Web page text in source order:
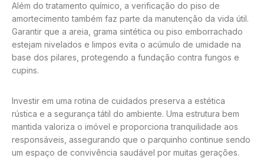
Além do tratamento químico, a verificação do piso de
amortecimento também faz parte da manutenção da vida útil.
Garantir que a areia, grama sintética ou piso emborrachado
estejam nivelados e limpos evita o acúmulo de umidade na
base dos pilares, protegendo a fundação contra fungos e
cupins.
Investir em uma rotina de cuidados preserva a estética
rústica e a segurança tátil do ambiente. Uma estrutura bem
mantida valoriza o imóvel e proporciona tranquilidade aos
responsáveis, assegurando que o parquinho continue sendo
um espaço de convivência saudável por muitas gerações.